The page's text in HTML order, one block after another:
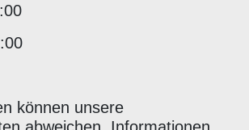
können unsere